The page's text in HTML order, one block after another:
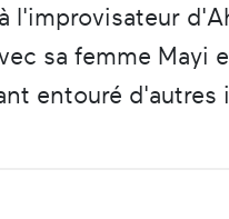
l'improvisateur
sa femme Mayi
entouré